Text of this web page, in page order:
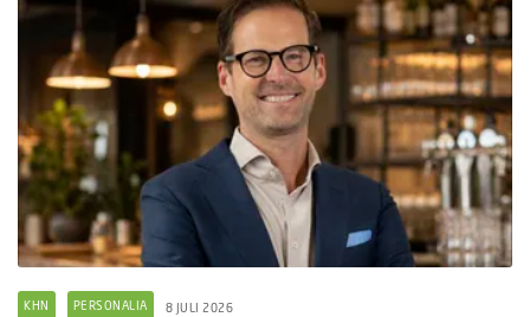
KHN PERSONALIA 8 JULI 2026